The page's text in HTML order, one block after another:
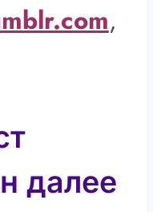
,
далее